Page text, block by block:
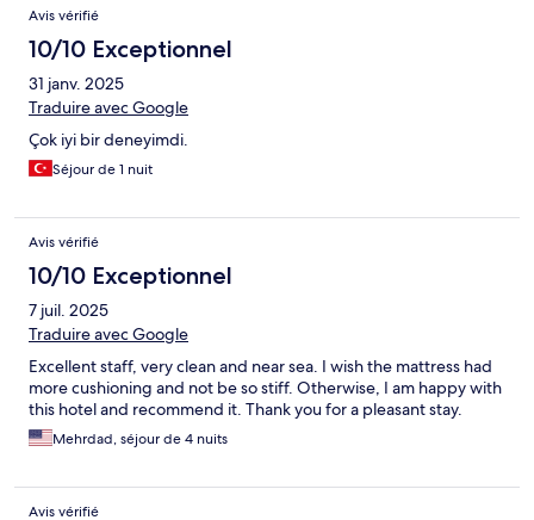
Avis vérifié
10/10 Exceptionnel
31 janv. 2025
Traduire avec Google
Çok iyi bir deneyimdi.
Séjour de 1 nuit
Avis vérifié
10/10 Exceptionnel
7 juil. 2025
Traduire avec Google
Excellent staff, very clean and near sea. I wish the mattress had
more cushioning and not be so stiff. Otherwise, I am happy with
this hotel and recommend it. Thank you for a pleasant stay.
Mehrdad, séjour de 4 nuits
Avis vérifié